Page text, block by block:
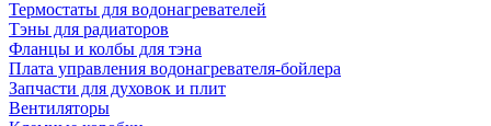
Термостаты для водонагревателей
Тэны для радиаторов
Фланцы и колбы для тэна
Плата управления водонагревателя-бойлера
Запчасти для духовок и плит
Вентиляторы